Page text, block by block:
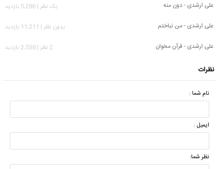
علی ارشدی - دون منه
يک نظر | 5,286 بازدید
علی ارشدی - من نباختم
بدون نظر | 11,211 بازدید
علی ارشدی - قرآن مخوان
2 نظر | 2,538 بازدید
نظرات
نام شما :
ایمیل :
نظر شما: